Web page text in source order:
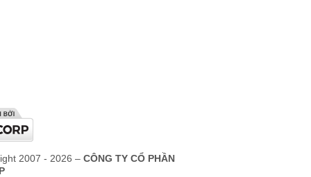
2007 - 2026 – CÔNG TY CỔ PHẦN